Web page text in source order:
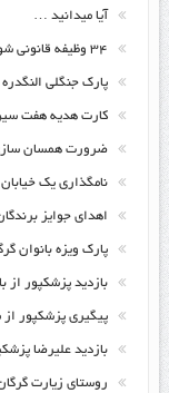
آیا میدانید …
۳۴ وظیفه قانونی شورای شهر
پارک جنگلی النگدره
کارت هدیه هفت
ضرورت همسان
نامگذاری یک خیابان
اهدای جوایز
پارک ویزه بانوان
بازدید پزشکپور از
پیگیری پزشکپور
بازدید علیرضا
روستای زیارت